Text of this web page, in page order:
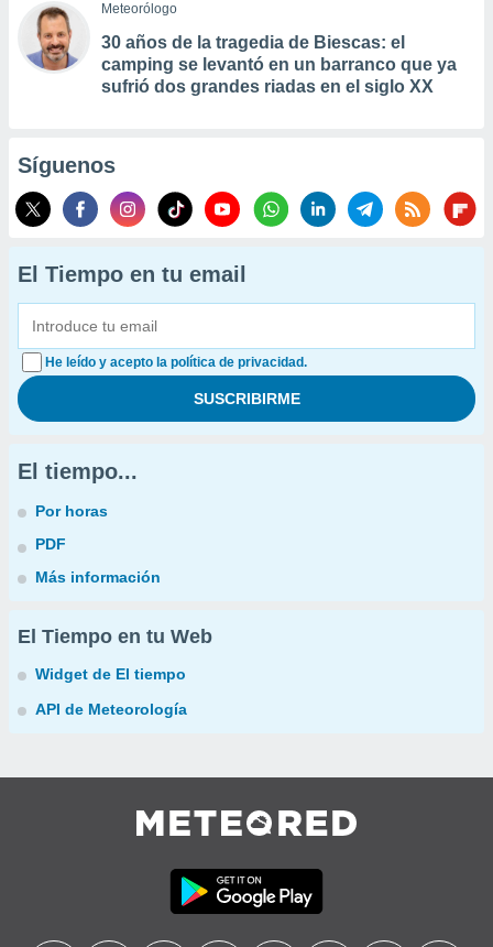
Meteorólogo
30 años de la tragedia de Biescas: el
camping se levantó en un barranco que ya
sufrió dos grandes riadas en el siglo XX
Síguenos
El Tiempo en tu email
He leído y acepto la política de privacidad.
El tiempo...
Por horas
PDF
Más información
El Tiempo en tu Web
Widget de El tiempo
API de Meteorología